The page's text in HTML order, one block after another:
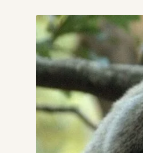
アート・写真
テクノロジ
映像・映画
ビジネス・起
まちづくり・